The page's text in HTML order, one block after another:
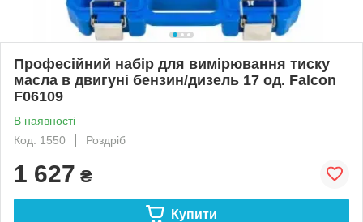
Професійний набір для вимірювання тиску
масла в двигуні бензин/дизель 17 од. Falcon
F06109
В наявності
Код: 1550
Роздріб
1 627 ₴
Купити